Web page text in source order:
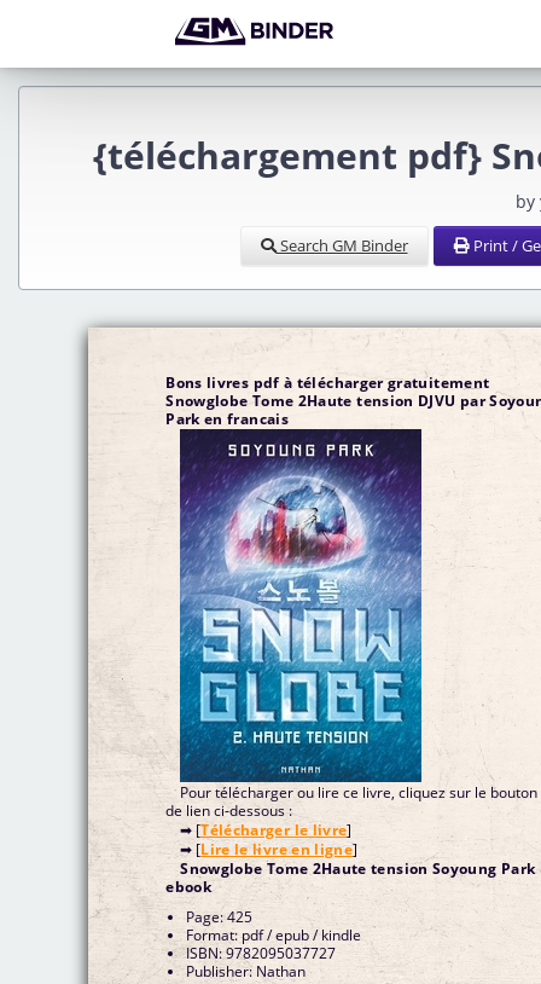
{téléchargement pdf}
by
Search GM Binder Print /
Bons livres pdf à télécharger gratuitement
Snowglobe Tome 2Haute tension DJVU par
Park en francais
Pour télécharger ou lire ce livre, cliquez sur le bouton
de lien ci-dessous :
➡ [Télécharger le livre]
➡ [Lire le livre en ligne]
Snowglobe Tome 2Haute tension Soyoung Park
ebook
Page: 425
Format: pdf / epub / kindle
ISBN: 9782095037727
Publisher: Nathan